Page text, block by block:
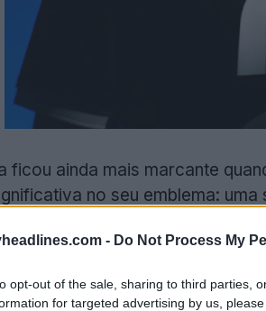
- Do Not Process My
opt-out of the sale, sharing to third parties,
for targeted advertising by us,
ainda mais marcante
no seu emblema:
o seu 20.º título da
história.